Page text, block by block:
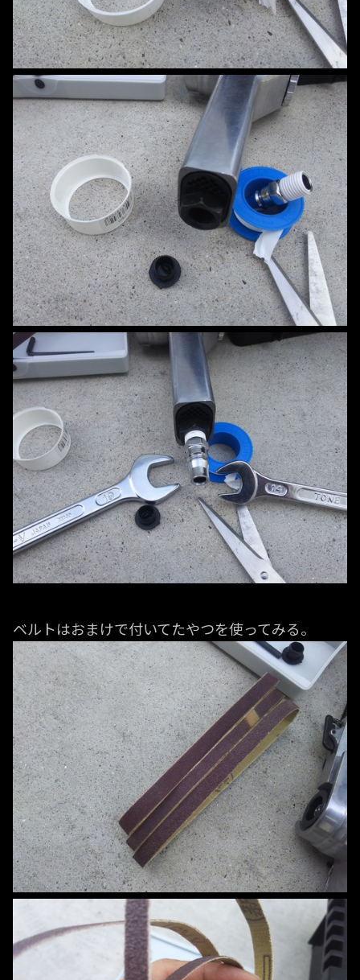
ベルトはおまけで付いてたやつを使ってみる。